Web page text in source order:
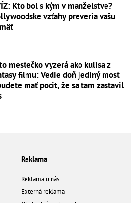
Kto bol s kým v manželstve?
vzťahy preveria vašu
mestečko vyzerá ako kulisa z
filmu: Vedie doň jediný most
mať pocit, že sa tam zastavil
Reklama
Reklama u nás
Externá reklama